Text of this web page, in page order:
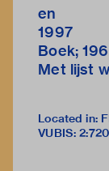
en
1997
Boek;
Met lijst
Located in:
VUBIS: